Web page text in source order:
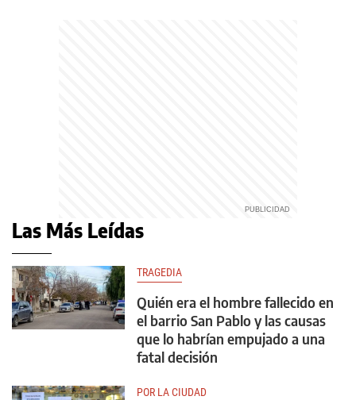
Las Más Leídas
TRAGEDIA
Quién era el hombre fallecido en
el barrio San Pablo y las causas
que lo habrían empujado a una
fatal decisión
POR LA CIUDAD